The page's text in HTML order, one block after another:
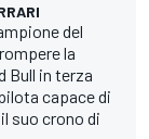
del
la
Bull in terza
capace di
suo crono di